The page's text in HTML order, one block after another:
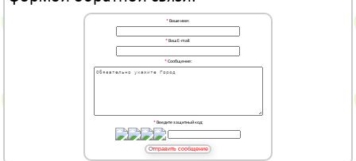
*Ваше имя:
*Ваш E-mail:
*Сообщение:
*Введите защитный код:
Отправить сообщение